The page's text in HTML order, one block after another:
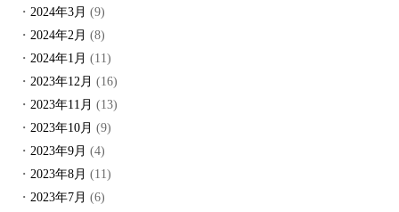
2024年3月 (9)
2024年2月 (8)
2024年1月 (11)
2023年12月 (16)
2023年11月 (13)
2023年10月 (9)
2023年9月 (4)
2023年8月 (11)
2023年7月 (6)